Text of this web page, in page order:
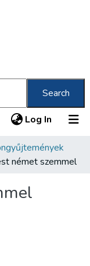
Search
Log In (current)
német szemmel